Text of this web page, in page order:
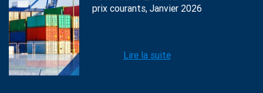
prix courants, Janvier 2026
Lire la suite